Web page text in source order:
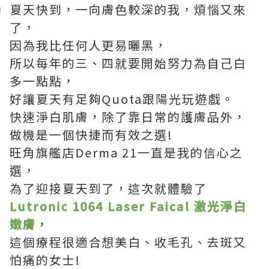
夏天快到，一向膚色較深的我，煩惱又來
了，
因為我比任何人更易曬黑，
所以每年的三、四就要開始努力為自己白
多一點點，
好讓夏天有足夠Quota跟陽光玩遊戲。
快速淨白肌膚，除了靠日常的護膚品外，
做機是一個快捷而有效之選!
旺角旗艦店Derma 21一直是我的信心之
選，
為了迎接夏天到了，這次就體驗了
Lutronic 1064 Laser Faical 激光淨白
嫩膚 ，
這個療程很適合想美白、收毛孔、去斑又
怕痛的女士!